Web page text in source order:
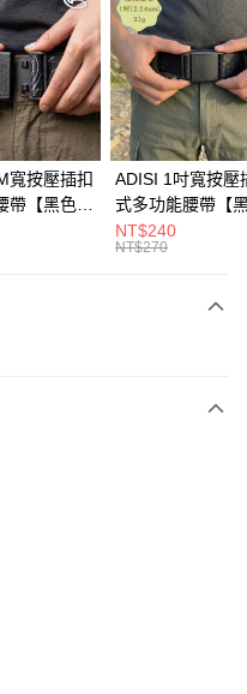
儲值。
結帳。
，將跳轉至「AFTEE先享後付」
可完成結帳。
訊。
訊中的連結，可透過四大超商／
視為交易完成。
視為有效，需透過AFTEE先享
寬按壓插扣
【黑色】
MIT台灣製
ADISI 1吋寬按壓
式多功能腰帶【
AS26035 / MIT
NT$240
NT$270